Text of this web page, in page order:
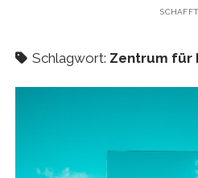
DAS BUCH ZUM
SCHAFFT.
Schlagwort: Zentrum für